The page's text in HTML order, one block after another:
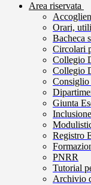
Area riservata
Orari,
Bacheca
Circolari
Collegio
Collegio
Giunta
Registro
PNRR
Tutorial
Archivio